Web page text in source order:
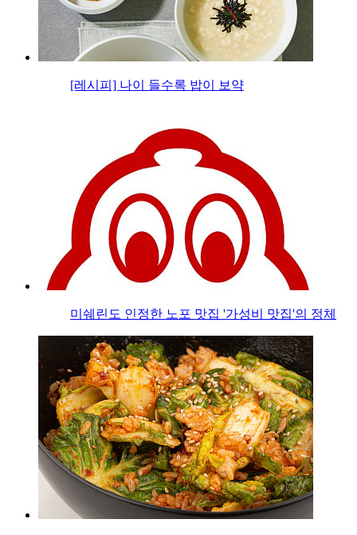
[레시피] 나이 들수록 밥이 보약
미쉐린도 인정한 노포 맛집 '가성비 맛집'의 정체